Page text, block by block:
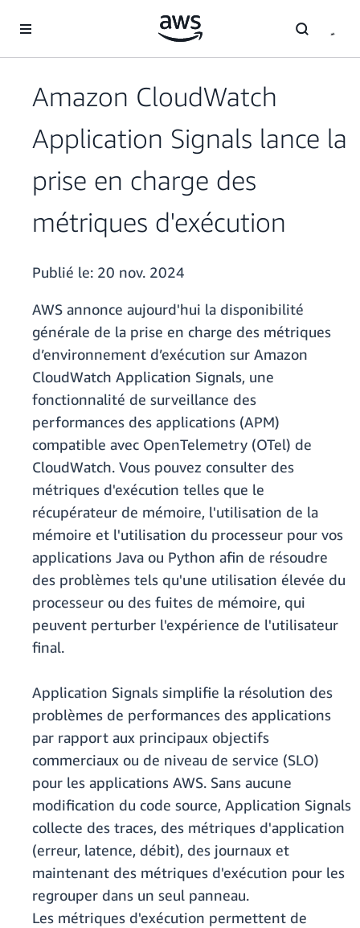
Amazon CloudWatch
Application Signals lance la
prise en charge des
métriques d'exécution
Publié le: 20 nov. 2024
AWS annonce aujourd'hui la disponibilité
générale de la prise en charge des métriques
d’environnement d’exécution sur Amazon
CloudWatch Application Signals, une
fonctionnalité de surveillance des
performances des applications (APM)
compatible avec OpenTelemetry (OTel) de
CloudWatch. Vous pouvez consulter des
métriques d'exécution telles que le
récupérateur de mémoire, l'utilisation de la
mémoire et l'utilisation du processeur pour vos
applications Java ou Python afin de résoudre
des problèmes tels qu'une utilisation élevée du
processeur ou des fuites de mémoire, qui
peuvent perturber l'expérience de l'utilisateur
final.
Application Signals simplifie la résolution des
problèmes de performances des applications
par rapport aux principaux objectifs
commerciaux ou de niveau de service (SLO)
pour les applications AWS. Sans aucune
modification du code source, Application Signals
collecte des traces, des métriques d'application
(erreur, latence, débit), des journaux et
maintenant des métriques d'exécution pour les
regrouper dans un seul panneau.
Les métriques d'exécution permettent de